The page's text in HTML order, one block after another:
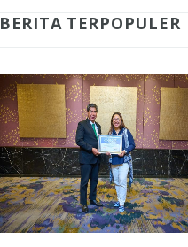
BERITA TERPOPULER